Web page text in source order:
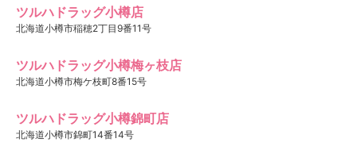
ツルハドラッグ小樽店
北海道小樽市稲穂2丁目9番11号
ツルハドラッグ小樽梅ヶ枝店
北海道小樽市梅ケ枝町8番15号
ツルハドラッグ小樽錦町店
北海道小樽市錦町14番14号